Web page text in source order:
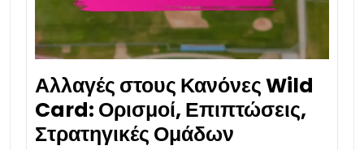
Αλλαγές στους Κανόνες Wild
Card: Ορισμοί, Επιπτώσεις,
Στρατηγικές Ομάδων